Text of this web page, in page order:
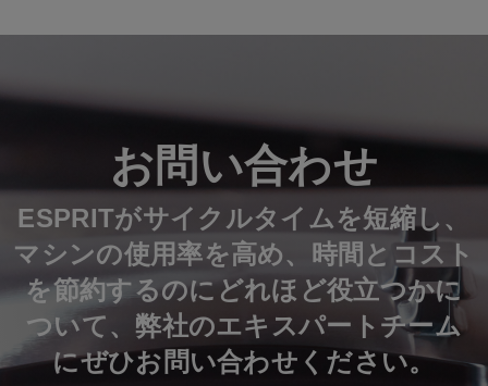
お問い合わせ
ESPRITがサイクルタイムを短縮し、
マシンの使用率を高め、時間とコスト
を節約するのにどれほど役立つかに
ついて、弊社のエキスパートチーム
にぜひお問い合わせください。